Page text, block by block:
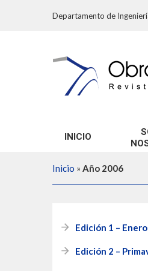
Departamento de
INICIO
Inicio » Año 2006
Edición 1 –
Edición 2 –